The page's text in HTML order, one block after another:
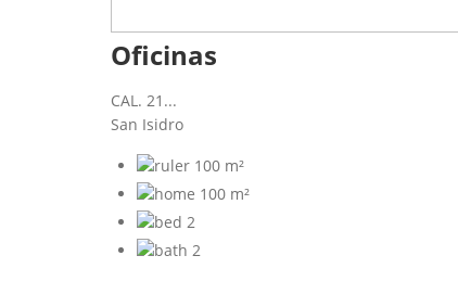
Oficinas
CAL. 21...
San Isidro
100 m²
100 m²
2
2